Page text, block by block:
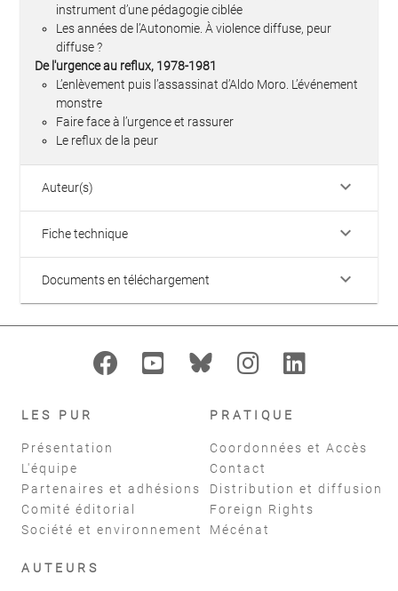
instrument d’une pédagogie ciblée
Les années de l’Autonomie. À violence diffuse, peur
diffuse ?
De l'urgence au reflux, 1978-1981
L’enlèvement puis l’assassinat d’Aldo Moro. L’événement
monstre
Faire face à l’urgence et rassurer
Le reflux de la peur
Auteur(s) keyboard_arrow_down
Fiche technique keyboard_arrow_down
Documents en téléchargement keyboard_arrow_down
LES PUR
Présentation
L'équipe
Partenaires et adhésions
Comité éditorial
Société et environnement
PRATIQUE
Coordonnées et Accès
Contact
Distribution et diffusion
Foreign Rights
Mécénat
AUTEURS